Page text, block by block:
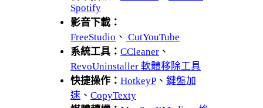
Spotify
影音下載：
FreeStudio 、 CutYouTube
系統工具： CCleaner 、
RevoUninstaller 軟體移除工具
快捷操作： HotkeyP 、 鍵盤加
速 、 CopyTexty